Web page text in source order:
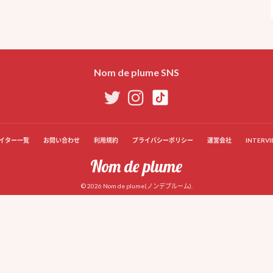
Nom de plume SNS
ター一覧 お問い合わせ 利用規約 プライバシーポリシー 運営会社
© 2026 Nom de plume(ノンデプルーム).